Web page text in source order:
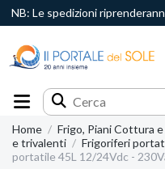
NB: Le spedizioni
Home Frigo, Piani Cottura
e trivalenti
Frigoriferi
portatile 45L 12/24Vdc -